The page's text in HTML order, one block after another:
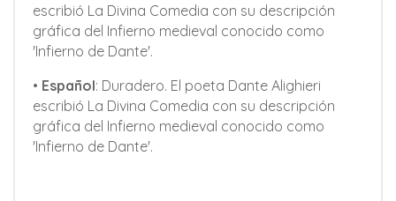
escribió La Divina Comedia con su descripción
gráfica del Infierno medieval conocido como
'Infierno de Dante'.
• Español: Duradero. El poeta Dante Alighieri
escribió La Divina Comedia con su descripción
gráfica del Infierno medieval conocido como
'Infierno de Dante'.